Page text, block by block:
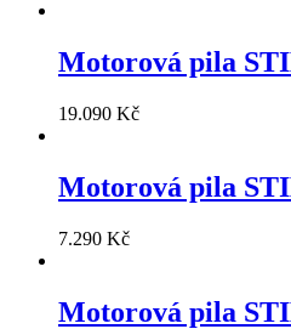
Motorová pila
19.090 Kč
Motorová pila
7.290 Kč
Motorová pila